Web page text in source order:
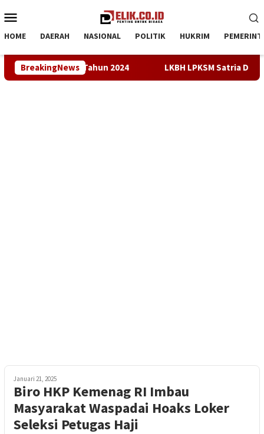
ke
Mobile
HOME DAERAH NASIONAL POLITIK HUKRIM
BreakingNews
Dibanding Tahun 2024 LKBH LPKSM Satria Desak
Januari 21, 2025
Biro HKP Kemenag RI Imbau
Masyarakat Waspadai Hoaks Loker
Seleksi Petugas Haji